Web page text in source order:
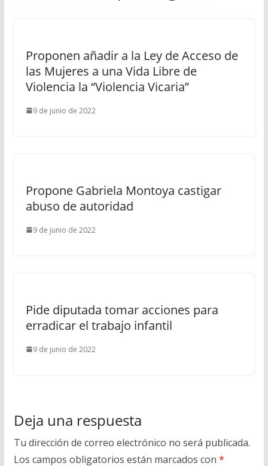
Proponen añadir a la Ley de Acceso de
las Mujeres a una Vida Libre de
Violencia la “Violencia Vicaria”
9 de junio de 2022
Propone Gabriela Montoya castigar
abuso de autoridad
9 de junio de 2022
Pide diputada tomar acciones para
erradicar el trabajo infantil
9 de junio de 2022
Deja una respuesta
Tu dirección de correo electrónico no será publicada.
Los campos obligatorios están marcados con *